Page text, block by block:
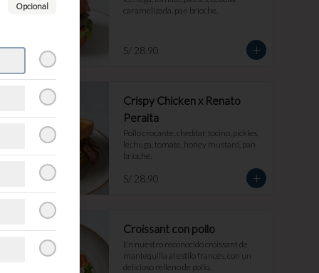
caramelizada, pan brioche.
S/ 28.90
Crispy Chicken x Renato
Peralta
Pollo crocante, cheddar, tocino, pickles,
lechuga, tomate, honey mustard, pan
brioche.
S/ 28.90
Croissant con pollo
En nuestro reconocido croissant de
mantequilla al estilo francés, con un
delicioso relleno de pollo.
Opcional